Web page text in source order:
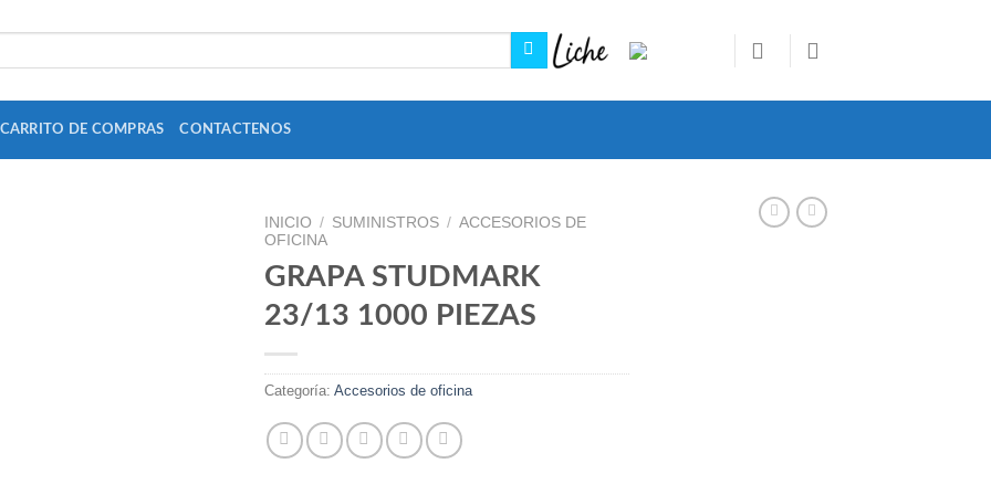
CARRITO DE COMPRAS CONTACTENOS
INICIO / SUMINISTROS / ACCESORIOS DE
OFICINA
GRAPA STUDMARK
23/13 1000 PIEZAS
Categoría: Accesorios de oficina